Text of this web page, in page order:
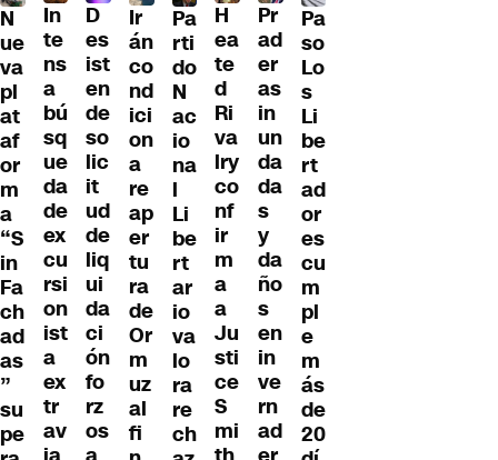
N
ue
va
pl
at
af
or
m
a
“S
in
Fa
ch
ad
as
”
su
pe
In
te
ns
a
bú
sq
ue
da
de
ex
cu
rsi
on
ist
a
ex
tr
av
D
es
ist
en
de
so
lic
it
ud
de
liq
ui
da
ci
ón
fo
rz
os
Ir
án
co
nd
ici
on
a
re
ap
er
tu
ra
de
Or
m
uz
al
fi
Pa
rti
do
N
ac
io
na
l
Li
be
rt
ar
io
va
lo
ra
re
ch
H
ea
te
d
Ri
va
lry
co
nf
ir
m
a
a
Ju
sti
ce
S
mi
Pr
ad
er
as
in
un
da
da
s
y
da
ño
s
en
in
ve
rn
ad
Pa
so
Lo
s
Li
be
rt
ad
or
es
cu
m
pl
e
m
ás
de
20